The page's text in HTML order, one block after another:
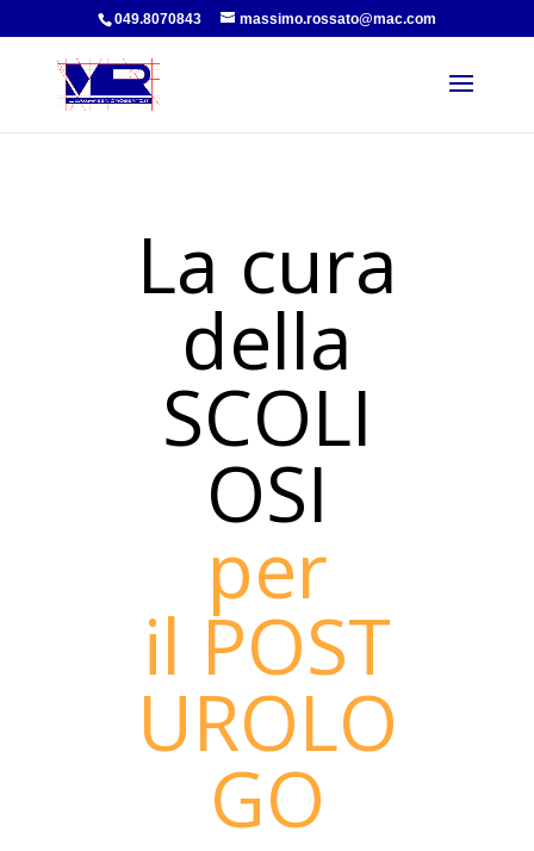
049.8070843 massimo.rossato@mac.com
La cura
della
SCOLI
OSI
per
il POST
UROLO
GO